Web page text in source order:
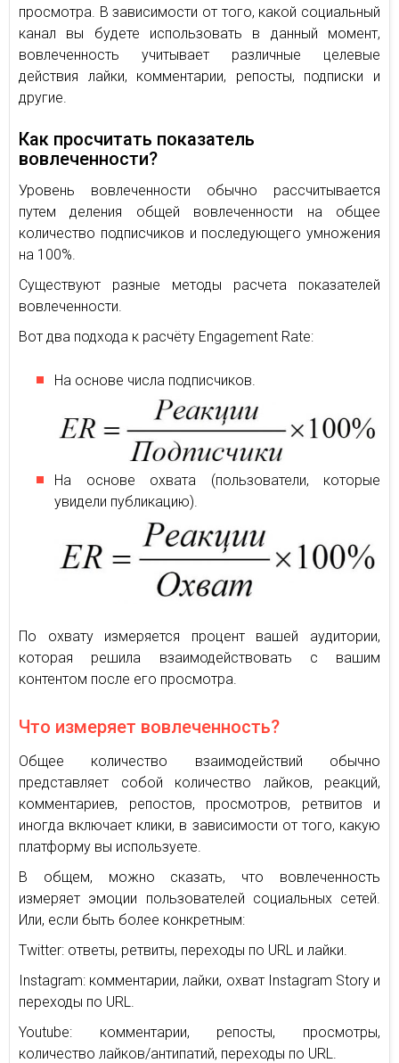
просмотра. В зависимости от того, какой социальный
канал вы будете использовать в данный момент,
вовлеченность учитывает различные целевые
действия лайки, комментарии, репосты, подписки и
другие.
Как просчитать показатель
вовлеченности?
Уровень вовлеченности обычно рассчитывается
путем деления общей вовлеченности на общее
количество подписчиков и последующего умножения
на 100%.
Существуют разные методы расчета показателей
вовлеченности.
Вот два подхода к расчёту Engagement Rate:
На основе числа подписчиков.
На основе охвата (пользователи, которые
увидели публикацию).
По охвату измеряется процент вашей аудитории,
которая решила взаимодействовать с вашим
контентом после его просмотра.
Что измеряет вовлеченность?
Общее количество взаимодействий обычно
представляет собой количество лайков, реакций,
комментариев, репостов, просмотров, ретвитов и
иногда включает клики, в зависимости от того, какую
платформу вы используете.
В общем, можно сказать, что вовлеченность
измеряет эмоции пользователей социальных сетей.
Или, если быть более конкретным:
Twitter: ответы, ретвиты, переходы по URL и лайки.
Instagram: комментарии, лайки, охват Instagram Story и
переходы по URL.
Youtube: комментарии, репосты, просмотры,
количество лайков/антипатий, переходы по URL.